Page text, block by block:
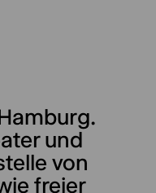
und
von
freier